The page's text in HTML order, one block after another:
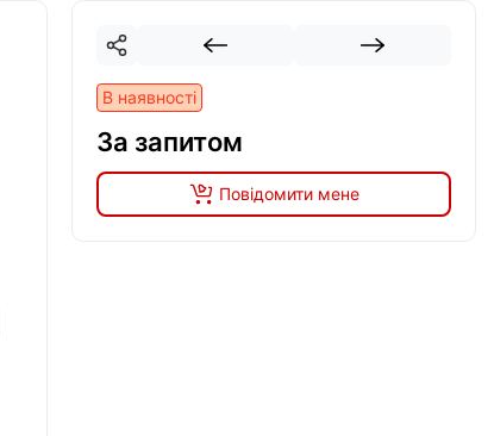
В наявності
За запитом
Повідомити мене